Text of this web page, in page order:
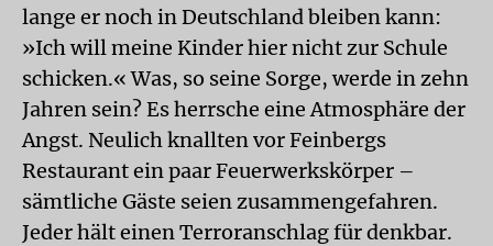
lange er noch in Deutschland bleiben kann:
»Ich will meine Kinder hier nicht zur Schule
schicken.« Was, so seine Sorge, werde in zehn
Jahren sein? Es herrsche eine Atmosphäre der
Angst. Neulich knallten vor Feinbergs
Restaurant ein paar Feuerwerkskörper –
sämtliche Gäste seien zusammengefahren.
Jeder hält einen Terroranschlag für denkbar.